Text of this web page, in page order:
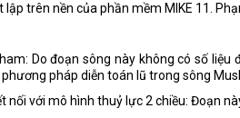
trên nền của phần mềm MIKE 11.
Do đoạn sông này không có số
pháp diễn toán lũ trong sông
nối với mô hình thuỷ lực 2 chiều: Đoạn